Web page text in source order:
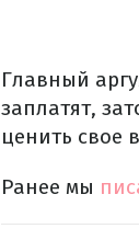
Главный
заплатят,
ценить свое
Ранее мы